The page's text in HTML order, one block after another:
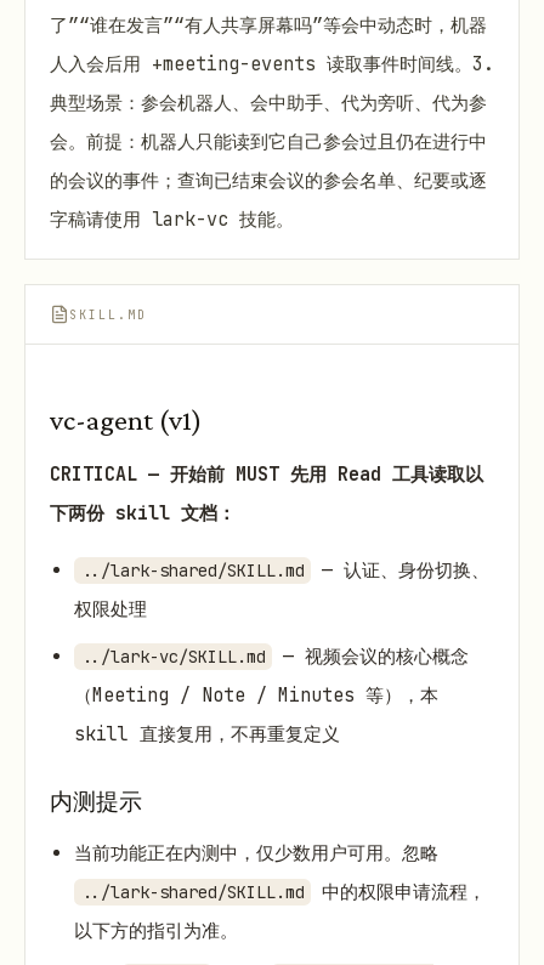
了”“谁在发言”“有人共享屏幕吗”等会中动态时，机器
人入会后用 +meeting-events 读取事件时间线。3.
典型场景：参会机器人、会中助手、代为旁听、代为参
会。前提：机器人只能读到它自己参会过且仍在进行中
的会议的事件；查询已结束会议的参会名单、纪要或逐
字稿请使用 lark-vc 技能。
SKILL.MD
vc-agent (v1)
CRITICAL — 开始前 MUST 先用 Read 工具读取以
下两份 skill 文档：
../lark-shared/SKILL.md
— 认证、身份切换、
权限处理
../lark-vc/SKILL.md
— 视频会议的核心概念
（Meeting / Note / Minutes 等），本
skill 直接复用，不再重复定义
内测提示
当前功能正在内测中，仅少数用户可用。忽略
../lark-shared/SKILL.md
中的权限申请流程，
以下方的指引为准。